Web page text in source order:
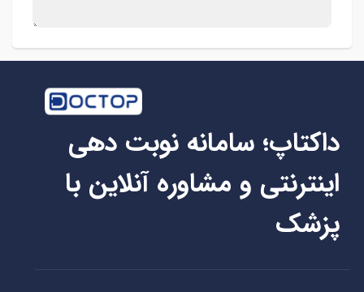
داکتاپ؛ سامانه نوبت دهی
اینترنتی و مشاوره آنلاین با
پزشک